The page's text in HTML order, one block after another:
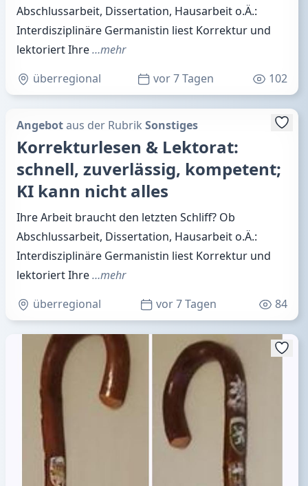
Abschlussarbeit, Dissertation, Hausarbeit o.Ä.:
Interdisziplinäre Germanistin liest Korrektur und
lektoriert Ihre…mehr
überregional
vor 7 Tagen 102
Angebotaus der Rubrik Sonstiges
Korrekturlesen & Lektorat:
schnell, zuverlässig, kompetent;
KI kann nicht alles
Ihre Arbeit braucht den letzten Schliff? Ob
Abschlussarbeit, Dissertation, Hausarbeit o.Ä.:
Interdisziplinäre Germanistin liest Korrektur und
lektoriert Ihre…mehr
überregional
vor 7 Tagen 84